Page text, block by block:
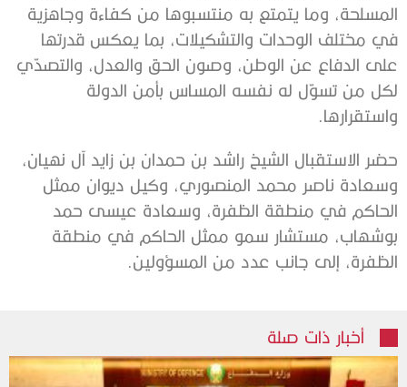
المسلحة، وما يتمتع به منتسبوها من كفاءة وجاهزية
في مختلف الوحدات والتشكيلات، بما يعكس قدرتها
على الدفاع عن الوطن، وصون الحق والعدل، والتصدّي
لكل من تسوّل له نفسه المساس بأمن الدولة
واستقرارها.
حضر الاستقبال الشيخ راشد بن حمدان بن زايد آل نهيان،
وسعادة ناصر محمد المنصوري، وكيل ديوان ممثل
الحاكم في منطقة الظفرة، وسعادة عيسى حمد
بوشهاب، مستشار سمو ممثل الحاكم في منطقة
الظفرة، إلى جانب عدد من المسؤولين.
أخبار ذات صلة